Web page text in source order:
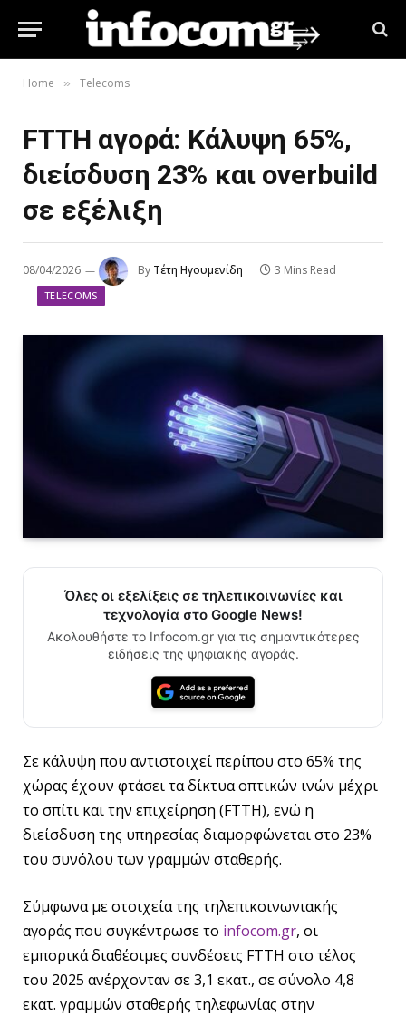
Home » Telecoms
FTTH αγορά: Κάλυψη 65%,
διείσδυση 23% και overbuild
σε εξέλιξη
08/04/2026 By Τέτη Ηγουμενίδη 3 Mins Read
TELECOMS
Όλες οι εξελίξεις σε τηλεπικοινωνίες και
τεχνολογία στο Google News!
Ακολουθήστε το Infocom.gr για τις σημαντικότερες
ειδήσεις της ψηφιακής αγοράς.
Σε κάλυψη που αντιστοιχεί περίπου στο 65% της
χώρας έχουν φτάσει τα δίκτυα οπτικών ινών μέχρι
το σπίτι και την επιχείρηση (FTTH), ενώ η
διείσδυση της υπηρεσίας διαμορφώνεται στο 23%
του συνόλου των γραμμών σταθερής.
Σύμφωνα με στοιχεία της τηλεπικοινωνιακής
αγοράς που συγκέντρωσε το infocom.gr, οι
εμπορικά διαθέσιμες συνδέσεις FTTH στο τέλος
του 2025 ανέρχονταν σε 3,1 εκατ., σε σύνολο 4,8
εκατ. γραμμών σταθερής τηλεφωνίας στην